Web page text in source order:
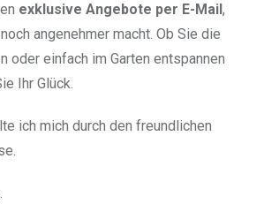
exklusive Angebote per E-Mail,
angenehmer macht. Ob Sie die
oder einfach im Garten entspannen
Ihr Glück.
ich mich durch den freundlichen